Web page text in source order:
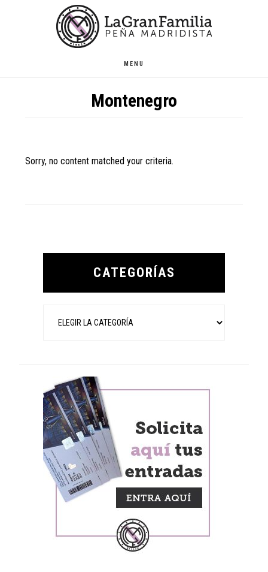
MENU
Montenegro
Sorry, no content matched your criteria.
Primary
CATEGORÍAS